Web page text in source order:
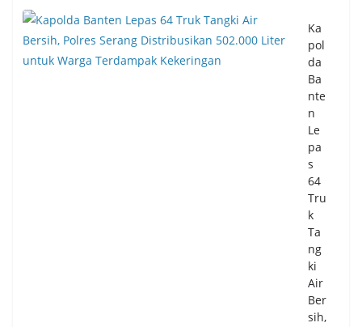
Ka
pol
da
Ba
nte
n
Le
pa
s
64
Tru
k
Ta
ng
ki
Air
Ber
sih,